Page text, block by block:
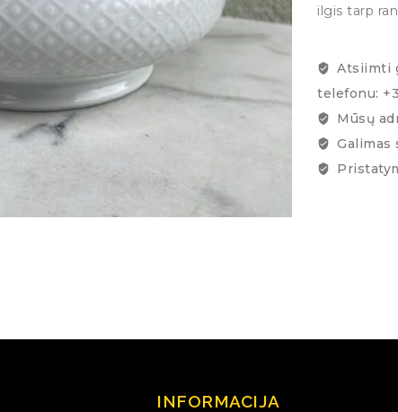
ilgis tarp
Atsiimti
telefonu:
Mūsų
Galimas
INFORMACIJA